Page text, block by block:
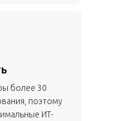
более 30
поэтому
ИТ-